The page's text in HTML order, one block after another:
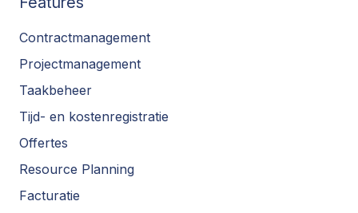
Contractmanagement
Projectmanagement
Taakbeheer
Tijd- en kostenregistratie
Offertes
Resource Planning
Facturatie